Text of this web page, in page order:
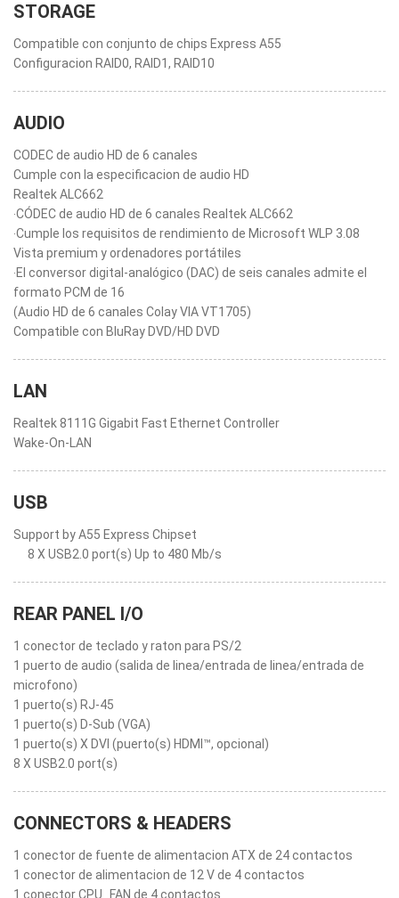
STORAGE
Compatible con conjunto de chips Express A55
Configuracion RAID0, RAID1, RAID10
AUDIO
CODEC de audio HD de 6 canales
Cumple con la especificacion de audio HD
Realtek ALC662
‧CÓDEC de audio HD de 6 canales Realtek ALC662
‧Cumple los requisitos de rendimiento de Microsoft WLP 3.08
Vista premium y ordenadores portátiles
‧El conversor digital-analógico (DAC) de seis canales admite el
formato PCM de 16
(Audio HD de 6 canales Colay VIA VT1705)
Compatible con BluRay DVD/HD DVD
LAN
Realtek 8111G Gigabit Fast Ethernet Controller
Wake-On-LAN
USB
Support by A55 Express Chipset
8 X USB2.0 port(s) Up to 480 Mb/s
REAR PANEL I/O
1 conector de teclado y raton para PS/2
1 puerto de audio (salida de linea/entrada de linea/entrada de
microfono)
1 puerto(s) RJ-45
1 puerto(s) D-Sub (VGA)
1 puerto(s) X DVI (puerto(s) HDMI™, opcional)
8 X USB2.0 port(s)
CONNECTORS & HEADERS
1 conector de fuente de alimentacion ATX de 24 contactos
1 conector de alimentacion de 12 V de 4 contactos
1 conector CPU_FAN de 4 contactos